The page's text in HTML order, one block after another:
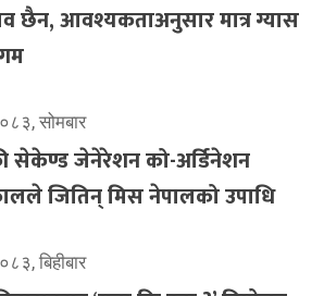
छैन, आवश्यकताअनुसार मात्र ग्यास
सोमबार
सेकेण्ड जेनेरेशन को-अर्डिनेशन
जितिन् मिस नेपालको उपाधि
बिहीबार